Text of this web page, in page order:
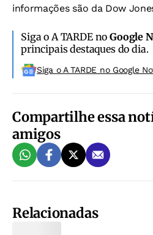
informações são da Dow
Siga o A TARDE noGoogle
principais destaques do dia.
Siga o A TARDE no Google
Compartilhe essa
amigos
Relacionadas